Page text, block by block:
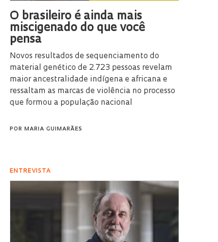
O brasileiro é ainda mais
miscigenado do que você
pensa
Novos resultados de sequenciamento do
material genético de 2.723 pessoas revelam
maior ancestralidade indígena e africana e
ressaltam as marcas de violência no processo
que formou a população nacional
POR MARIA GUIMARÃES
ENTREVISTA